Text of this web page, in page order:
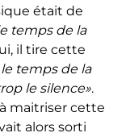
était de
temps de la
il tire cette
le temps de la
le silence».
maitriser cette
alors sorti